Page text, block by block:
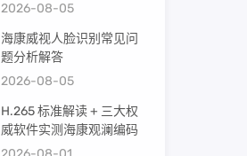
2026-08-05
海康威视人脸识别常见问
题分析解答
2026-08-05
H.265 标准解读 + 三大权
威软件实测海康观澜编码